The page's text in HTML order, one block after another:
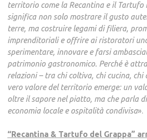
territorio come la Recantina e il Tartufo
significa non solo mostrare il gusto
terre, ma costruire legami di filiera,
imprenditoriali e offrire ai ristoratori
sperimentare, innovare e farsi
patrimonio gastronomico. Perché è
relazioni – tra chi coltiva, chi cucina, chi
vero valore del territorio emerge: un
oltre il sapore nel piatto, ma che parla
economia locale e ospitalità condivisa».
“Recantina & Tartufo del Grappa”